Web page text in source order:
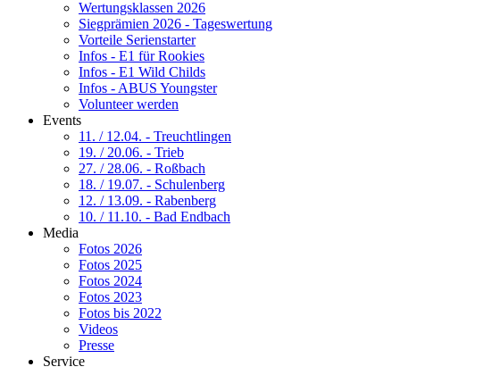
Wertungsklassen 2026
Siegprämien 2026 - Tageswertung
Vorteile Serienstarter
Infos - E1 für Rookies
Infos - E1 Wild Childs
Infos - ABUS Youngster
Volunteer werden
Events
11. / 12.04. - Treuchtlingen
19. / 20.06. - Trieb
27. / 28.06. - Roßbach
18. / 19.07. - Schulenberg
12. / 13.09. - Rabenberg
10. / 11.10. - Bad Endbach
Media
Fotos 2026
Fotos 2025
Fotos 2024
Fotos 2023
Fotos bis 2022
Videos
Presse
Service